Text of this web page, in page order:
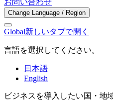
お問い合わせ
Change Language / Region
Global新しいタブで開く
言語を選択してください。
日本語
English
ビジネスを導入したい国・地